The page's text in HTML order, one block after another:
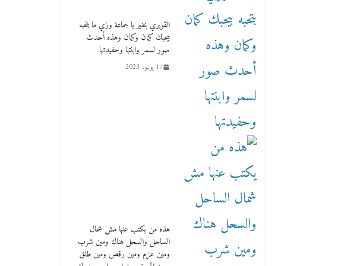
القويري بخير يا جماعة وزي ما بتحبه
بيحبك كمان وكمان وهذه أحدث
صور لسمر وابنتها وحفيدتها
17 يونيو، 2023
هذه من يكتب عنها مش شمال
الساحل والسحل هناك ومين شرب
ومين عزم ومين رقص ومين طلق